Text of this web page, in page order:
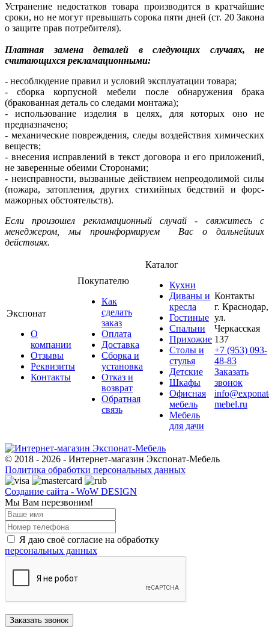
Устранение недостатков товара производится в кратчайшие
сроки, но не могут превышать сорока пяти дней (ст. 20 Закона
о защите прав потребителя).
Платная замена деталей в следующих случаях, не
считающихся рекламационными:
- несоблюдение правил и условий эксплуатации товара;
- сборка корпусной мебели после обнаружения брака
(бракованная деталь со следами монтажа);
- использование изделия в целях, для которых оно не
предназначено;
- механические повреждения, следы воздействия химических
веществ;
- внесения исправлений в текст договора и его приложений,
не заверенные обеими Сторонами;
- неисправности, вызванные действием непреодолимой силы
(пожара, затопления, других стихийных бедствий и форс-
мажорных обстоятельств).
Если произошел рекламационный случай - свяжитесь с
менеджером, мы проинформируем Вас о дальнейших
действиях.
Экспонат
О
компании
Отзывы
Реквизиты
Контакты
Покупателю
Как
сделать
заказ
Оплата
Доставка
Сборка и
установка
Отказ и
возврат
Обратная
связь
Каталог
Кухни
Диваны и
кресла
Гостиные
Спальни
Прихожие
Столы и
стулья
Детские
Шкафы
Офисная
мебель
Мебель
для дачи
Контакты
г. Краснодар,
ул.
Черкасская
137
+7 (953) 093-
48-83
Заказать
звонок
mebel.ru
© 2018 - 2026 - Интернет-магазин Экспонат-Мебель
Политика обработки персональных данных
Создание сайта - WoW DESIGN
Мы Вам перезвоним!
Я даю своё согласие на обработку
персональных данных